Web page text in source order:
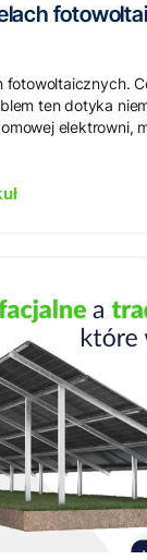
fotowoltaicznych.
ten dotyka
elektrowni,